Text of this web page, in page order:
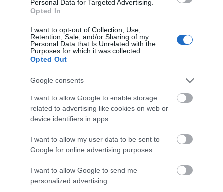
Personal Data for Targeted Advertising.
Opted In
I want to opt-out of Collection, Use,
Retention, Sale, and/or Sharing of my
Personal Data that Is Unrelated with the
Purposes for which it was collected.
Opted Out
Google consents
I want to allow Google to enable storage
related to advertising like cookies on web or
device identifiers in apps.
I want to allow my user data to be sent to
Google for online advertising purposes.
I want to allow Google to send me
personalized advertising.
Τεχνολογίες, όπως η τεχνητή νοημοσύνη και το
Machine Learning, που χρησιμοποιούνται για να
κάνουν μια εις βάθος ανάλυση των δεδομένων, να
τα μετατρέψουν σε πρακτικές ιδέες και να
μεγιστοποιήσουν την παραγωγικότητα των
επιχειρήσεων αναμένεται να παίξουν καταλυτικό
ρόλο. Επιπρόσθετα, η μεταφορά αυτών των
συνδεσιμότητα, καθιστώντας κάθε λογής
έγγραφα και αρχεία διαθέσιμα στο διαδίκτυο,